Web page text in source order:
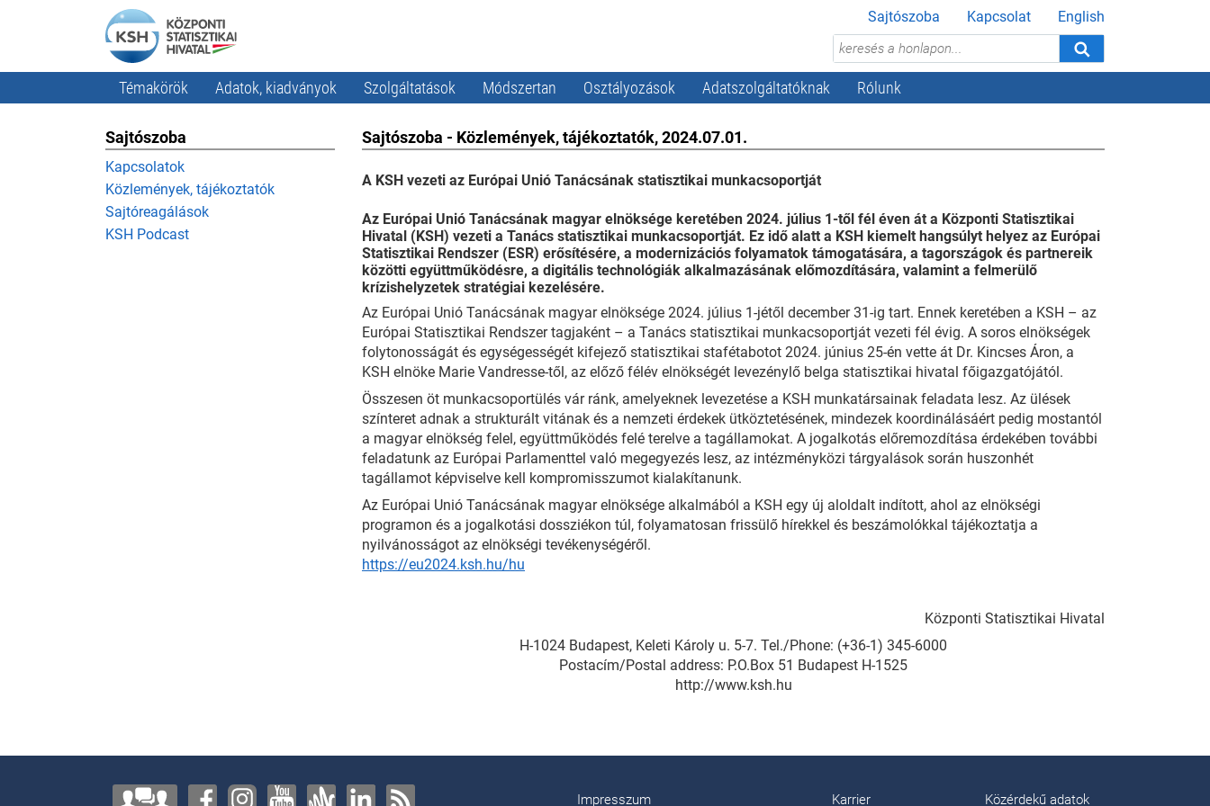
Sajtószoba Kapcsolat English
Témakörök Adatok, kiadványok Szolgáltatások Módszertan Osztályozások Adatszolgáltatóknak Rólunk
Sajtószoba
Kapcsolatok
Közlemények, tájékoztatók
Sajtóreagálások
KSH Podcast
Sajtószoba - Közlemények, tájékoztatók, 2024.07.01.
A KSH vezeti az Európai Unió Tanácsának statisztikai munkacsoportját
Az Európai Unió Tanácsának magyar elnöksége keretében 2024. július 1-től fél éven át a Központi Statisztikai
Hivatal (KSH) vezeti a Tanács statisztikai munkacsoportját. Ez idő alatt a KSH kiemelt hangsúlyt helyez az Európai
Statisztikai Rendszer (ESR) erősítésére, a modernizációs folyamatok támogatására, a tagországok és partnereik
közötti együttműködésre, a digitális technológiák alkalmazásának előmozdítására, valamint a felmerülő
krízishelyzetek stratégiai kezelésére.
Az Európai Unió Tanácsának magyar elnöksége 2024. július 1-jétől december 31-ig tart. Ennek keretében a KSH – az
Európai Statisztikai Rendszer tagjaként – a Tanács statisztikai munkacsoportját vezeti fél évig. A soros elnökségek
folytonosságát és egységességét kifejező statisztikai stafétabotot 2024. június 25-én vette át Dr. Kincses Áron, a
KSH elnöke Marie Vandresse-től, az előző félév elnökségét levezénylő belga statisztikai hivatal főigazgatójától.
Összesen öt munkacsoportülés vár ránk, amelyeknek levezetése a KSH munkatársainak feladata lesz. Az ülések
színteret adnak a strukturált vitának és a nemzeti érdekek ütköztetésének, mindezek koordinálásáért pedig mostantól
a magyar elnökség felel, együttműködés felé terelve a tagállamokat. A jogalkotás előremozdítása érdekében további
feladatunk az Európai Parlamenttel való megegyezés lesz, az intézményközi tárgyalások során huszonhét
tagállamot képviselve kell kompromisszumot kialakítanunk.
Az Európai Unió Tanácsának magyar elnöksége alkalmából a KSH egy új aloldalt indított, ahol az elnökségi
programon és a jogalkotási dossziékon túl, folyamatosan frissülő hírekkel és beszámolókkal tájékoztatja a
nyilvánosságot az elnökségi tevékenységéről.
https://eu2024.ksh.hu/hu
Központi Statisztikai Hivatal
H-1024 Budapest, Keleti Károly u. 5-7. Tel./Phone: (+36-1) 345-6000
Postacím/Postal address: P.O.Box 51 Budapest H-1525
http://www.ksh.hu
Impresszum Karrier Közérdekű adatok